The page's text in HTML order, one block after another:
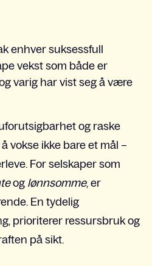
enhver suksessfull
vekst som både er
varig har vist seg å være
og raske
vokse ikke bare et mål –
For selskaper som
og lønnsomme, er
En tydelig
prioriterer ressursbruk og
på sikt.